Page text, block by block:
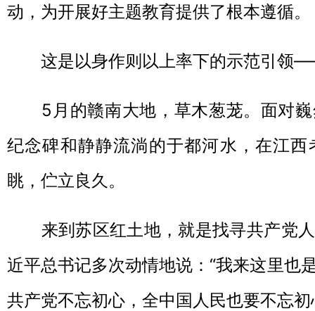
动，为开展好主题教育提供了根本遵循。
这是以身作则以上率下的示范引领
5月的赣南大地，草木葱茏。面对巍
纪念碑和静静流淌的于都河水，在江
眺，伫立良久。
来到苏区红土地，就是找寻共产党人
近平总书记多次动情地说：“我来这里也
共产党不忘初心，全中国人民也要不忘